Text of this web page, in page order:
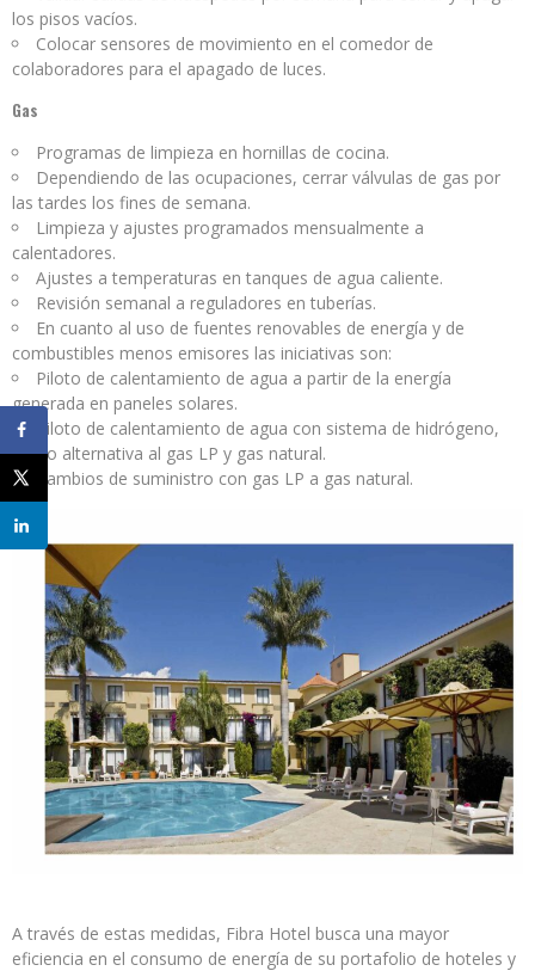
los pisos vacíos.
Colocar sensores de movimiento en el comedor de
colaboradores para el apagado de luces.
Gas
Programas de limpieza en hornillas de cocina.
Dependiendo de las ocupaciones, cerrar válvulas de gas por
las tardes los fines de semana.
Limpieza y ajustes programados mensualmente a
calentadores.
Ajustes a temperaturas en tanques de agua caliente.
Revisión semanal a reguladores en tuberías.
En cuanto al uso de fuentes renovables de energía y de
combustibles menos emisores las iniciativas son:
Piloto de calentamiento de agua a partir de la energía
generada en paneles solares.
Piloto de calentamiento de agua con sistema de hidrógeno,
como alternativa al gas LP y gas natural.
Cambios de suministro con gas LP a gas natural.
A través de estas medidas, Fibra Hotel busca una mayor
eficiencia en el consumo de energía de su portafolio de hoteles y